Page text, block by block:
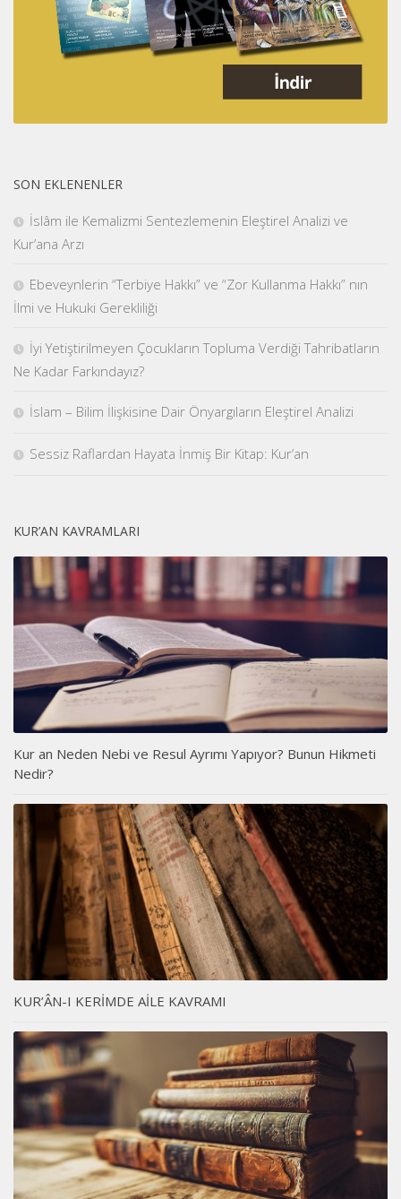
SON EKLENENLER
İslâm ile Kemalizmi Sentezlemenin Eleştirel Analizi ve
Kur’ana Arzı
Ebeveynlerin “Terbiye Hakkı” ve “Zor Kullanma Hakkı” nın
İlmi ve Hukuki Gerekliliği
İyi Yetiştirilmeyen Çocukların Topluma Verdiği Tahribatların
Ne Kadar Farkındayız?
İslam – Bilim İlişkisine Dair Önyargıların Eleştirel Analizi
Sessiz Raflardan Hayata İnmiş Bir Kitap: Kur’an
KUR’AN KAVRAMLARI
Kur an Neden Nebi ve Resul Ayrımı Yapıyor? Bunun Hikmeti
Nedir?
KUR’ÂN-I KERİMDE AİLE KAVRAMI